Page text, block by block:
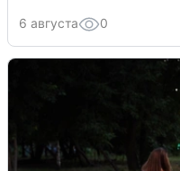
6 августа 0